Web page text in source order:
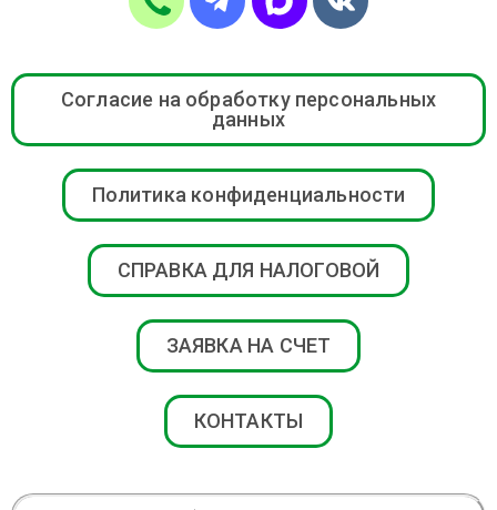
Согласие на обработку персональных
данных
Политика конфиденциальности
СПРАВКА ДЛЯ НАЛОГОВОЙ
ЗАЯВКА НА СЧЕТ
КОНТАКТЫ